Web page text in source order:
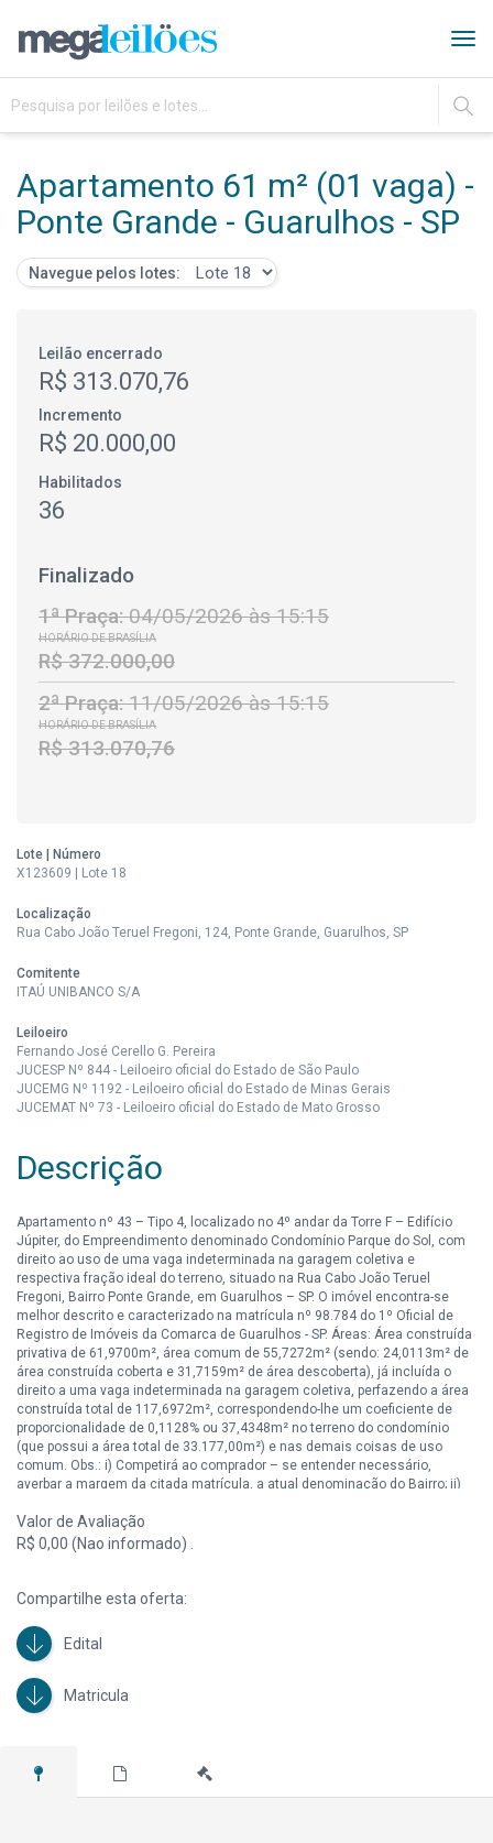
IR
Apartamento 61 m² (01 vaga) -
Ponte Grande - Guarulhos - SP
Navegue pelos lotes:
Leilão encerrado
R$ 313.070,76
Incremento
R$ 20.000,00
Habilitados
36
Finalizado
1ª Praça:04/05/2026 às 15:15
HORÁRIO DE BRASÍLIA
R$ 372.000,00
2ª Praça:11/05/2026 às 15:15
HORÁRIO DE BRASÍLIA
R$ 313.070,76
Lote | Número
X123609 | Lote 18
Localização
Rua Cabo João Teruel Fregoni, 124, Ponte Grande, Guarulhos, SP
Comitente
ITAÚ UNIBANCO S/A
Leiloeiro
Fernando José Cerello G. Pereira
JUCESP Nº 844 - Leiloeiro oficial do Estado de São Paulo
JUCEMG Nº 1192 - Leiloeiro oficial do Estado de Minas Gerais
JUCEMAT Nº 73 - Leiloeiro oficial do Estado de Mato Grosso
Descrição
Apartamento nº 43 – Tipo 4, localizado no 4º andar da Torre F – Edifício
Júpiter, do Empreendimento denominado Condomínio Parque do Sol, com
direito ao uso de uma vaga indeterminada na garagem coletiva e
respectiva fração ideal do terreno, situado na Rua Cabo João Teruel
Fregoni, Bairro Ponte Grande, em Guarulhos – SP. O imóvel encontra-se
melhor descrito e caracterizado na matrícula nº 98.784 do 1º Oficial de
Registro de Imóveis da Comarca de Guarulhos - SP. Áreas: Área construída
privativa de 61,9700m², área comum de 55,7272m² (sendo: 24,0113m² de
área construída coberta e 31,7159m² de área descoberta), já incluída o
direito a uma vaga indeterminada na garagem coletiva, perfazendo a área
construída total de 117,6972m², correspondendo-lhe um coeficiente de
proporcionalidade de 0,1128% ou 37,4348m² no terreno do condomínio
(que possui a área total de 33.177,00m²) e nas demais coisas de uso
comum. Obs.: i) Competirá ao comprador – se entender necessário,
averbar a margem da citada matrícula, a atual denominação do Bairro; ii)
lei 9.514/97.
Valor de Avaliação
R$ 0,00 (Nao informado) .
Compartilhe esta oferta:
Edital
Matricula